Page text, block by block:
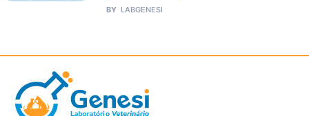
BY LABGENESI